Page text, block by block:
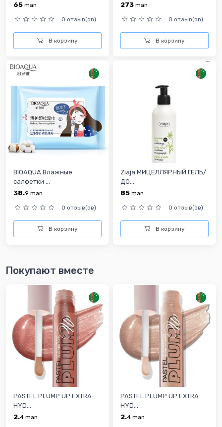
65 man
0 отзыв(ов)
В корзину
273 man
0 отзыв(ов)
В корзину
BIOAQUA Влажные
салфетки ...
38.9 man
0 отзыв(ов)
В корзину
Ziaja МИЦЕЛЛЯРНЫЙ ГЕЛЬ/
ДО...
85 man
0 отзыв(ов)
В корзину
Покупают вместе
PASTEL PLUMP UP EXTRA
HYD...
2.4 man
PASTEL PLUMP UP EXTRA
HYD...
2.4 man